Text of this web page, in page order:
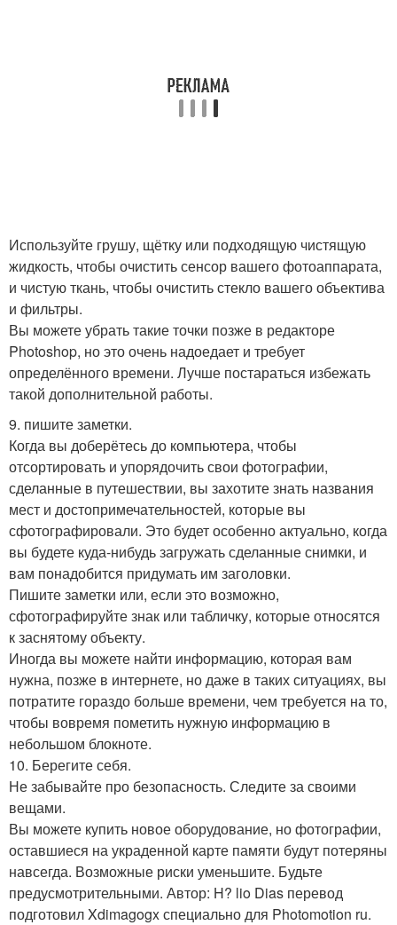
Используйте грушу, щётку или подходящую чистящую
жидкость, чтобы очистить сенсор вашего фотоаппарата,
и чистую ткань, чтобы очистить стекло вашего объектива
и фильтры.
Вы можете убрать такие точки позже в редакторе
Photoshop, но это очень надоедает и требует
определённого времени. Лучше постараться избежать
такой дополнительной работы.
9. пишите заметки.
Когда вы доберётесь до компьютера, чтобы
отсортировать и упорядочить свои фотографии,
сделанные в путешествии, вы захотите знать названия
мест и достопримечательностей, которые вы
сфотографировали. Это будет особенно актуально, когда
вы будете куда-нибудь загружать сделанные снимки, и
вам понадобится придумать им заголовки.
Пишите заметки или, если это возможно,
сфотографируйте знак или табличку, которые относятся
к заснятому объекту.
Иногда вы можете найти информацию, которая вам
нужна, позже в интернете, но даже в таких ситуациях, вы
потратите гораздо больше времени, чем требуется на то,
чтобы вовремя пометить нужную информацию в
небольшом блокноте.
10. Берегите себя.
Не забывайте про безопасность. Следите за своими
вещами.
Вы можете купить новое оборудование, но фотографии,
оставшиеся на украденной карте памяти будут потеряны
навсегда. Возможные риски уменьшите. Будьте
предусмотрительными. Автор: H? lio Dias перевод
подготовил Xdimagogx специально для Photomotion ru.